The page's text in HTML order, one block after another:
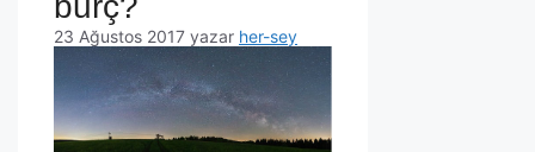
23 Ağustos 2017 yazar her-sey